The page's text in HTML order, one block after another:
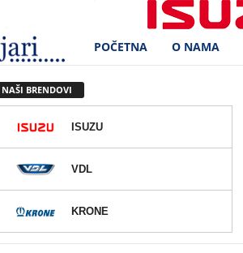
e
r
POČETNA O NAMA
NAŠI BRENDOVI
ISUZU
VDL
KRONE